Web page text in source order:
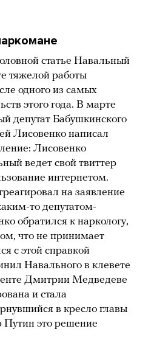
статье Навальный
тяжелой работы
одного из самых
этого года. В марте
депутат Бабушкинского
Лисовенко написал
Лисовенко
ведет свой твиттер
интернетом.
на заявление
то депутатом-
обратился к наркологу,
что не принимает
с этой справкой
Навального в клевете
Дмитрии Медведеве
и стала
в кресло главы
Путин это решение